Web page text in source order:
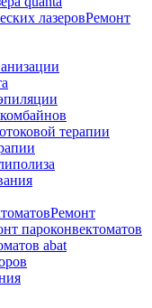
лазеровРемонт
терапии
Ремонт
пароконвектоматов
abat